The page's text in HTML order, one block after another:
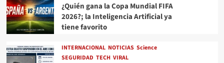
¿Quién gana la Copa Mundial FIFA
2026?; la Inteligencia Artificial ya
tiene favorito
INTERNACIONAL NOTICIAS Science
SEGURIDAD TECH VIRAL